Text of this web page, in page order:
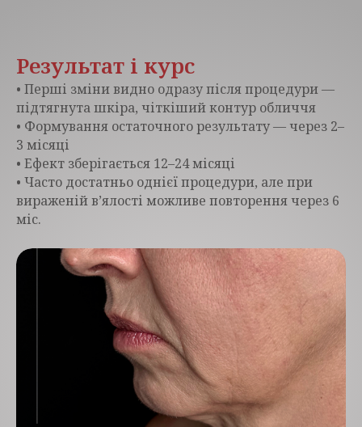
Результат і курс
• Перші зміни видно одразу після процедури —
підтягнута шкіра, чіткіший контур обличчя
• Формування остаточного результату — через 2–
3 місяці
• Ефект зберігається 12–24 місяці
• Часто достатньо однієї процедури, але при
вираженій в’ялості можливе повторення через 6
міс.